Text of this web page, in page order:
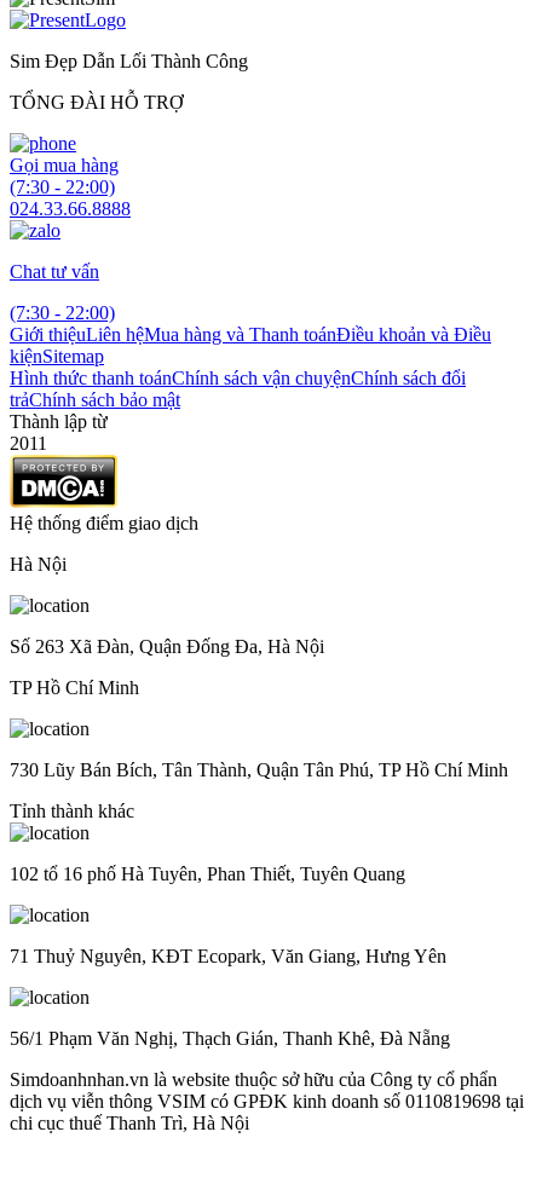
Sim Đẹp Dẫn Lối Thành Công
TỔNG ĐÀI HỖ TRỢ
Gọi mua hàng
(7:30 - 22:00)
024.33.66.8888
Chat tư vấn
(7:30 - 22:00)
Giới thiệuLiên hệMua hàng và Thanh toánĐiều khoản và Điều
kiệnSitemap
Hình thức thanh toánChính sách vận chuyệnChính sách đổi
trảChính sách bảo mật
Thành lập từ
2011
Hệ thống điểm giao dịch
Hà Nội
Số 263 Xã Đàn, Quận Đống Đa, Hà Nội
TP Hồ Chí Minh
730 Lũy Bán Bích, Tân Thành, Quận Tân Phú, TP Hồ Chí Minh
Tỉnh thành khác
102 tổ 16 phố Hà Tuyên, Phan Thiết, Tuyên Quang
71 Thuỷ Nguyên, KĐT Ecopark, Văn Giang, Hưng Yên
56/1 Phạm Văn Nghị, Thạch Gián, Thanh Khê, Đà Nẵng
Simdoanhnhan.vn là website thuộc sở hữu của Công ty cổ phẩn
dịch vụ viễn thông VSIM có GPĐK kinh doanh số 0110819698 tại
chi cục thuế Thanh Trì, Hà Nội